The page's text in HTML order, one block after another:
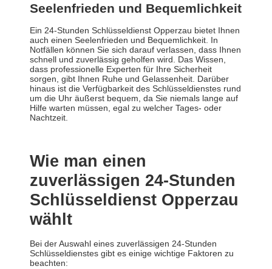
Seelenfrieden und Bequemlichkeit
Ein 24-Stunden Schlüsseldienst Opperzau bietet Ihnen
auch einen Seelenfrieden und Bequemlichkeit. In
Notfällen können Sie sich darauf verlassen, dass Ihnen
schnell und zuverlässig geholfen wird. Das Wissen,
dass professionelle Experten für Ihre Sicherheit
sorgen, gibt Ihnen Ruhe und Gelassenheit. Darüber
hinaus ist die Verfügbarkeit des Schlüsseldienstes rund
um die Uhr äußerst bequem, da Sie niemals lange auf
Hilfe warten müssen, egal zu welcher Tages- oder
Nachtzeit.
Wie man einen
zuverlässigen 24-Stunden
Schlüsseldienst Opperzau
wählt
Bei der Auswahl eines zuverlässigen 24-Stunden
Schlüsseldienstes gibt es einige wichtige Faktoren zu
beachten: